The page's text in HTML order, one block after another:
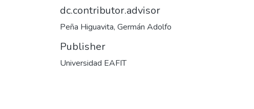
dc.contributor.advisor
Peña Higuavita, Germán Adolfo
Publisher
Universidad EAFIT